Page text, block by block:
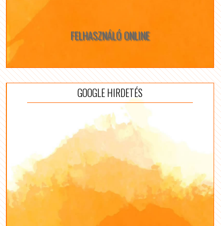
FELHASZNÁLÓ ONLINE
GOOGLE HIRDETÉS